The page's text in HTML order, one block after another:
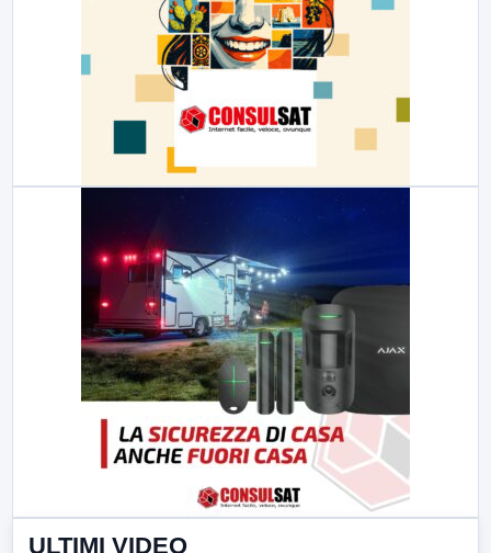
ULTIMI VIDEO